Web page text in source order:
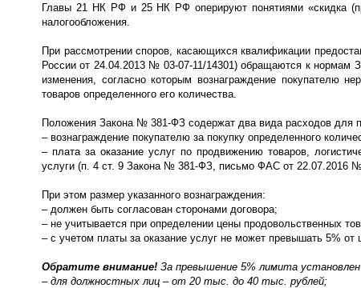
Главы 21 НК РФ и 25 НК РФ оперируют понятиями «скидка
налогообложения.
При рассмотрении споров, касающихся квалификации
России от 24.04.2013 № 03-07-11/14301) обращаются к
изменения, согласно которым вознаграждение покупателю
товаров определенного его количества.
Положения Закона № 381-ФЗ содержат два вида расходов для
– вознаграждение покупателю за покупку определенного
– плата за оказание услуг по продвижению товаров,
услуги (п. 4 ст. 9 Закона № 381-ФЗ, письмо ФАС от 22.07.2016
При этом размер указанного вознаграждения:
– должен быть согласован сторонами договора;
– не учитывается при определении цены продовольственных
– с учетом платы за оказание услуг не может превышать 5%
Обратите внимание! За превышение 5% лимита
– для должностных лиц – от 20 тыс. до 40 тыс. рублей;